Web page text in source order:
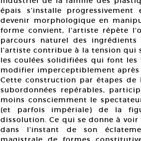
épais s’installe
devenir morphologique en
forme convient, l’artiste répète
parcours naturel des
l’artiste contribue à la tension qui
les coulées solidifiées qui font
modifier imperceptiblement après
Cette construction par étapes
subordonnées repérables,
moins consciemment le
(et parfois impériale) de la
dissolution. Ce qui se donne à
dans l’instant de son